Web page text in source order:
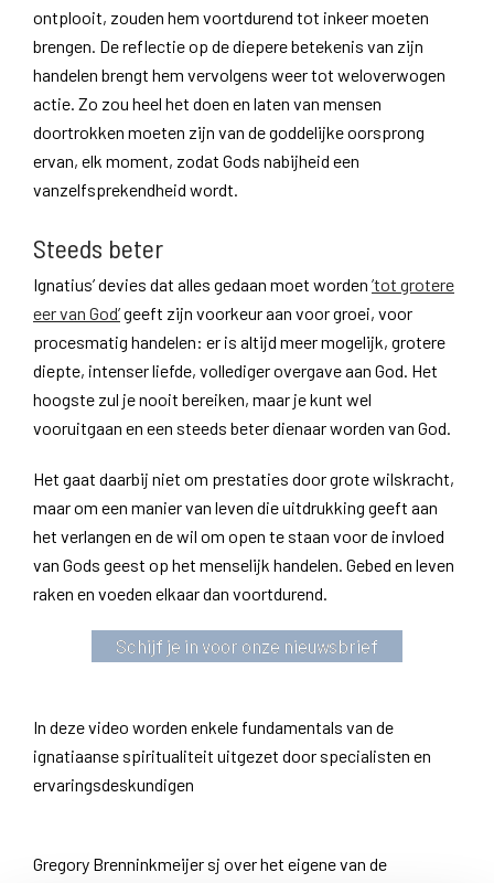
ontplooit, zouden hem voortdurend tot inkeer moeten
brengen. De reflectie op de diepere betekenis van zijn
handelen brengt hem vervolgens weer tot weloverwogen
actie. Zo zou heel het doen en laten van mensen
doortrokken moeten zijn van de goddelijke oorsprong
ervan, elk moment, zodat Gods nabijheid een
vanzelfsprekendheid wordt.
Steeds beter
Ignatius’ devies dat alles gedaan moet worden ’tot grotere
eer van God’geeft zijn voorkeur aan voor groei, voor
procesmatig handelen: er is altijd meer mogelijk, grotere
diepte, intenser liefde, vollediger overgave aan God. Het
hoogste zul je nooit bereiken, maar je kunt wel
vooruitgaan en een steeds beter dienaar worden van God.
Het gaat daarbij niet om prestaties door grote wilskracht,
maar om een manier van leven die uitdrukking geeft aan
het verlangen en de wil om open te staan voor de invloed
van Gods geest op het menselijk handelen. Gebed en leven
raken en voeden elkaar dan voortdurend.
Schijf je in voor onze nieuwsbrief
In deze video worden enkele fundamentals van de
ignatiaanse spiritualiteit uitgezet door specialisten en
ervaringsdeskundigen
Gregory Brenninkmeijer sj over het eigene van de